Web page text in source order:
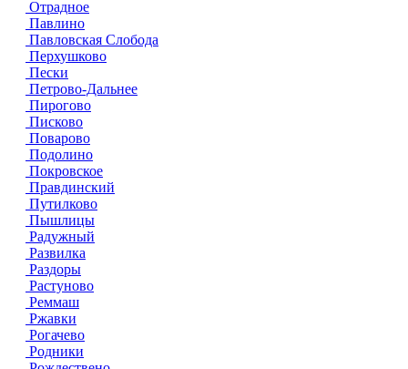
Отрадное
Павлино
Павловская Слобода
Перхушково
Пески
Петрово-Дальнее
Пирогово
Писково
Поварово
Подолино
Покровское
Правдинский
Путилково
Пышлицы
Радужный
Развилка
Раздоры
Растуново
Реммаш
Ржавки
Рогачево
Родники